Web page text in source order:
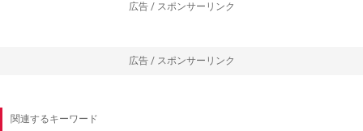
広告 / スポンサーリンク
広告 / スポンサーリンク
関連するキーワード